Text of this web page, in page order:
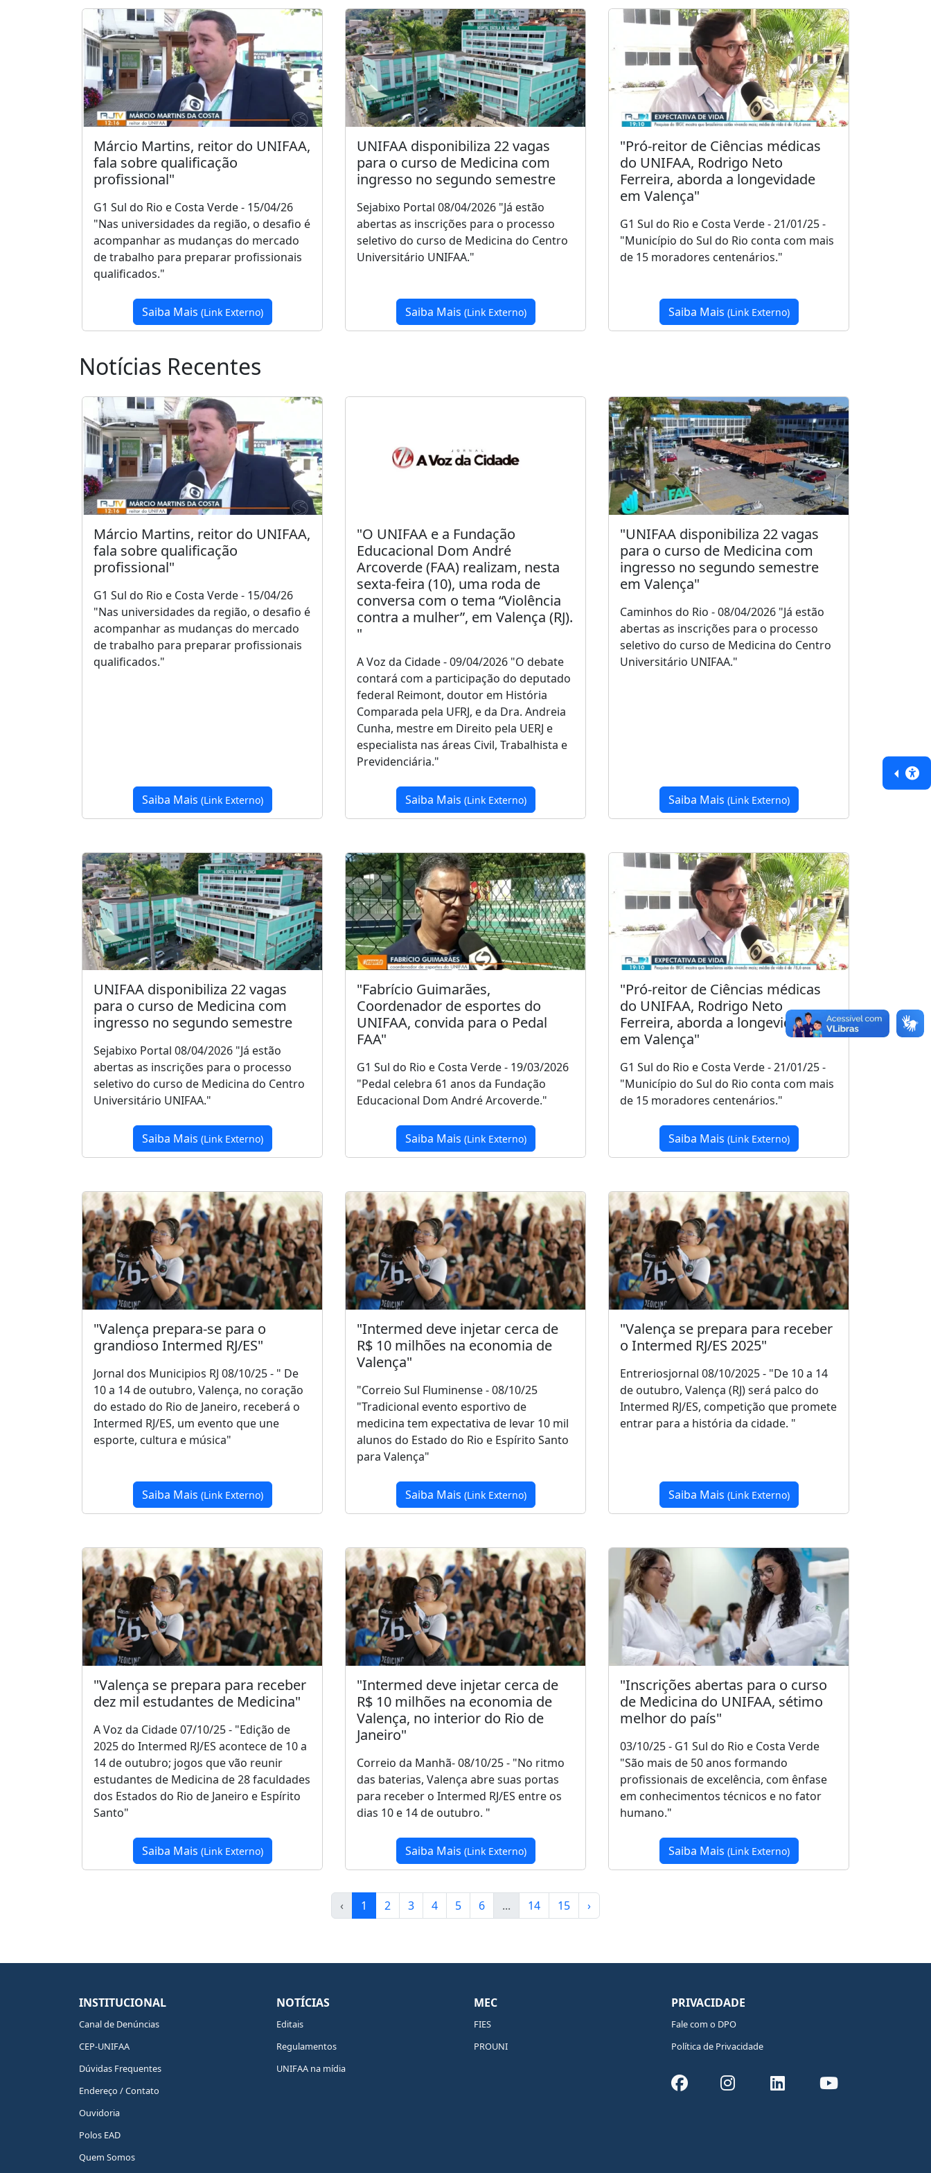
Márcio Martins, reitor do UNIFAA,
fala sobre qualificação
profissional"
G1 Sul do Rio e Costa Verde - 15/04/26
"Nas universidades da região, o desafio é
acompanhar as mudanças do mercado
de trabalho para preparar profissionais
qualificados."
Saiba Mais (Link Externo)
UNIFAA disponibiliza 22 vagas
para o curso de Medicina com
ingresso no segundo semestre
Sejabixo Portal 08/04/2026 "Já estão
abertas as inscrições para o processo
seletivo do curso de Medicina do Centro
Universitário UNIFAA."
Saiba Mais (Link Externo)
"Pró-reitor de Ciências médicas
do UNIFAA, Rodrigo Neto
Ferreira, aborda a longevidade
em Valença"
G1 Sul do Rio e Costa Verde - 21/01/25 -
"Município do Sul do Rio conta com mais
de 15 moradores centenários."
Saiba Mais (Link Externo)
Notícias Recentes
Márcio Martins, reitor do UNIFAA,
fala sobre qualificação
profissional"
G1 Sul do Rio e Costa Verde - 15/04/26
"Nas universidades da região, o desafio é
acompanhar as mudanças do mercado
de trabalho para preparar profissionais
qualificados."
Saiba Mais (Link Externo)
"O UNIFAA e a Fundação
Educacional Dom André
Arcoverde (FAA) realizam, nesta
sexta-feira (10), uma roda de
conversa com o tema “Violência
contra a mulher”, em Valença (RJ).
"
A Voz da Cidade - 09/04/2026 "O debate
contará com a participação do deputado
federal Reimont, doutor em História
Comparada pela UFRJ, e da Dra. Andreia
Cunha, mestre em Direito pela UERJ e
especialista nas áreas Civil, Trabalhista e
Previdenciária."
Saiba Mais (Link Externo)
"UNIFAA disponibiliza 22 vagas
para o curso de Medicina com
ingresso no segundo semestre
em Valença"
Caminhos do Rio - 08/04/2026 "Já estão
abertas as inscrições para o processo
seletivo do curso de Medicina do Centro
Universitário UNIFAA."
Saiba Mais (Link Externo)
UNIFAA disponibiliza 22 vagas
para o curso de Medicina com
ingresso no segundo semestre
Sejabixo Portal 08/04/2026 "Já estão
abertas as inscrições para o processo
seletivo do curso de Medicina do Centro
Universitário UNIFAA."
Saiba Mais (Link Externo)
"Fabrício Guimarães,
Coordenador de esportes do
UNIFAA, convida para o Pedal
FAA"
G1 Sul do Rio e Costa Verde - 19/03/2026
"Pedal celebra 61 anos da Fundação
Educacional Dom André Arcoverde."
Saiba Mais (Link Externo)
"Pró-reitor de Ciências médicas
do UNIFAA, Rodrigo Neto
Ferreira, aborda a longevidade
em Valença"
G1 Sul do Rio e Costa Verde - 21/01/25 -
"Município do Sul do Rio conta com mais
de 15 moradores centenários."
Saiba Mais (Link Externo)
"Valença prepara-se para o
grandioso Intermed RJ/ES"
Jornal dos Municipios RJ 08/10/25 - " De
10 a 14 de outubro, Valença, no coração
do estado do Rio de Janeiro, receberá o
Intermed RJ/ES, um evento que une
esporte, cultura e música"
Saiba Mais (Link Externo)
"Intermed deve injetar cerca de
R$ 10 milhões na economia de
Valença"
"Correio Sul Fluminense - 08/10/25
"Tradicional evento esportivo de
medicina tem expectativa de levar 10 mil
alunos do Estado do Rio e Espírito Santo
para Valença"
Saiba Mais (Link Externo)
"Valença se prepara para receber
o Intermed RJ/ES 2025"
Entreriosjornal 08/10/2025 - "De 10 a 14
de outubro, Valença (RJ) será palco do
Intermed RJ/ES, competição que promete
entrar para a história da cidade. "
Saiba Mais (Link Externo)
"Valença se prepara para receber
dez mil estudantes de Medicina"
A Voz da Cidade 07/10/25 - "Edição de
2025 do Intermed RJ/ES acontece de 10 a
14 de outubro; jogos que vão reunir
estudantes de Medicina de 28 faculdades
dos Estados do Rio de Janeiro e Espírito
Santo"
Saiba Mais (Link Externo)
"Intermed deve injetar cerca de
R$ 10 milhões na economia de
Valença, no interior do Rio de
Janeiro"
Correio da Manhã- 08/10/25 - "No ritmo
das baterias, Valença abre suas portas
para receber o Intermed RJ/ES entre os
dias 10 e 14 de outubro. "
Saiba Mais (Link Externo)
"Inscrições abertas para o curso
de Medicina do UNIFAA, sétimo
melhor do país"
03/10/25 - G1 Sul do Rio e Costa Verde
"São mais de 50 anos formando
profissionais de excelência, com ênfase
em conhecimentos técnicos e no fator
humano."
Saiba Mais (Link Externo)
‹ 1 2 3 4 5 6 ... 14 15 ›
INSTITUCIONAL
Canal de Denúncias
CEP-UNIFAA
Dúvidas Frequentes
Endereço / Contato
Ouvidoria
Polos EAD
Quem Somos
NOTÍCIAS
Editais
Regulamentos
UNIFAA na mídia
MEC
FIES
PROUNI
PRIVACIDADE
Fale com o DPO
Política de Privacidade